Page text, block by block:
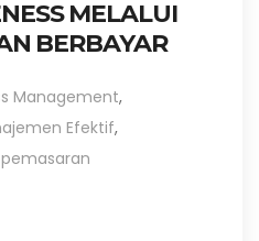
MELALUI
BERBAYAR
Management,
Efektif,